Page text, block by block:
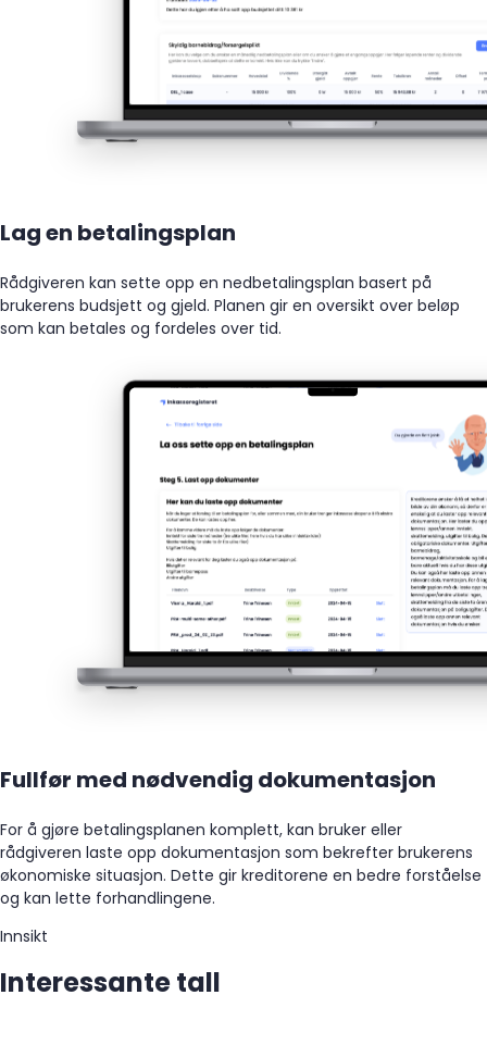
Lag en betalingsplan
Rådgiveren kan sette opp en nedbetalingsplan basert på
brukerens budsjett og gjeld. Planen gir en oversikt over beløp
som kan betales og fordeles over tid.
Fullfør med nødvendig dokumentasjon
For å gjøre betalingsplanen komplett, kan bruker eller
rådgiveren laste opp dokumentasjon som bekrefter brukerens
økonomiske situasjon. Dette gir kreditorene en bedre forståelse
og kan lette forhandlingene.
Innsikt
Interessante tall